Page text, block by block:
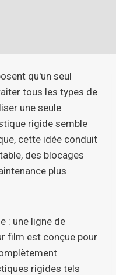
qu'un seul
tous les types de
une seule
rigide semble
cette idée conduit
des blocages
plus
: une ligne de
film est conçue pour
rigides tels